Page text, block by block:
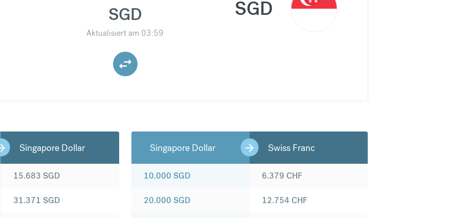
SGD
Aktualisiert am 03:59
SGD
Singapore Dollar
15.683 SGD
31.371 SGD
Singapore Dollar Swiss Franc
10.000 SGD
20.000 SGD
6.379 CHF
12.754 CHF